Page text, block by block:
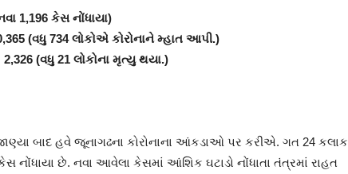
1,196 કેસ નોંધાયા)
(વધુ 734 લોકોએ કોરોનાને મ્હાત આપી.)
(વધુ 21 લોકોના મૃત્યુ થયા.)
બાદ હવે જૂનાગઢના કોરોનાના આંકડાઓ પર કરીએ. ગત 24 કલાક
નોંધાયા છે. નવા આવેલા કેસમાં આંશિક ઘટાડો નોંધાતા તંત્રમાં રાહત